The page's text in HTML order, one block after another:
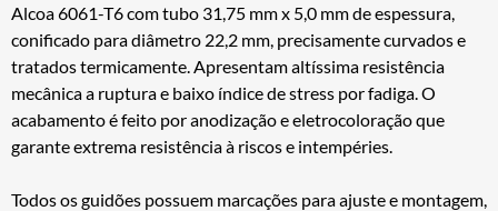
Alcoa 6061-T6 com tubo 31,75 mm x 5,0 mm de espessura,
conificado para diâmetro 22,2 mm, precisamente curvados e
tratados termicamente. Apresentam altíssima resistência
mecânica a ruptura e baixo índice de stress por fadiga. O
acabamento é feito por anodização e eletrocoloração que
garante extrema resistência à riscos e intempéries.
Todos os guidões possuem marcações para ajuste e montagem,